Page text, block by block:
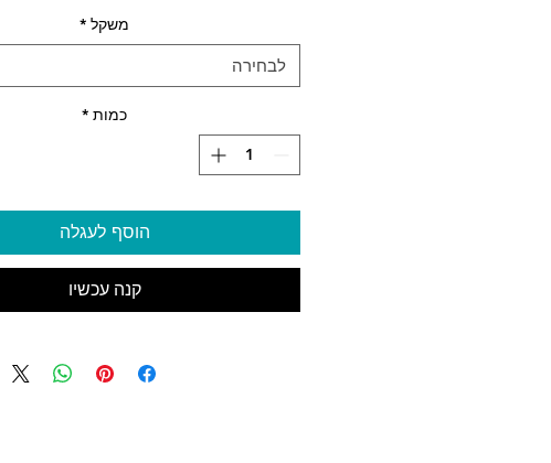
משקל *
לבחירה
כמות *
הוסף לעגלה
קנה עכשיו